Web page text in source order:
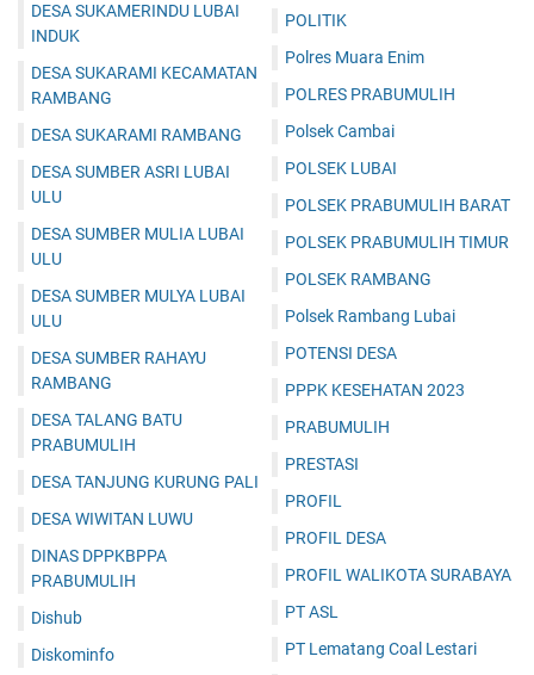
DESA SUKAMERINDU LUBAI
INDUK
DESA SUKARAMI KECAMATAN
RAMBANG
DESA SUKARAMI RAMBANG
DESA SUMBER ASRI LUBAI
ULU
DESA SUMBER MULIA LUBAI
ULU
DESA SUMBER MULYA LUBAI
ULU
DESA SUMBER RAHAYU
RAMBANG
DESA TALANG BATU
PRABUMULIH
DESA TANJUNG KURUNG PALI
DESA WIWITAN LUWU
DINAS DPPKBPPA
PRABUMULIH
Dishub
Diskominfo
POLITIK
Polres Muara Enim
POLRES PRABUMULIH
Polsek Cambai
POLSEK LUBAI
POLSEK PRABUMULIH BARAT
POLSEK PRABUMULIH TIMUR
POLSEK RAMBANG
Polsek Rambang Lubai
POTENSI DESA
PPPK KESEHATAN 2023
PRABUMULIH
PRESTASI
PROFIL
PROFIL DESA
PROFIL WALIKOTA SURABAYA
PT ASL
PT Lematang Coal Lestari